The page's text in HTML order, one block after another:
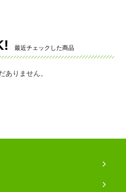
最近チェックした商品
ありません。